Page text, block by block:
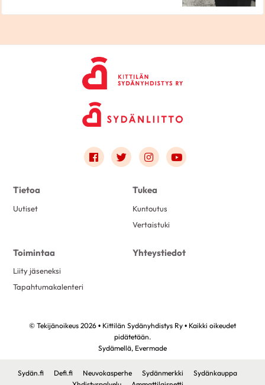
Link to facebook
Link to twitter
Link to instagram
Link to youtube
Tietoa
Uutiset
Tukea
Kuntoutus
Vertaistuki
Toimintaa
Liity jäseneksi
Tapahtumakalenteri
Yhteystiedot
© Tekijänoikeus 2026 • Kittilän Sydänyhdistys Ry • Kaikki oikeudet
pidätetään.
Sydämellä, Evermade
Sydän.fi Defi.fi Neuvokasperhe Sydänmerkki
Sydänkauppa